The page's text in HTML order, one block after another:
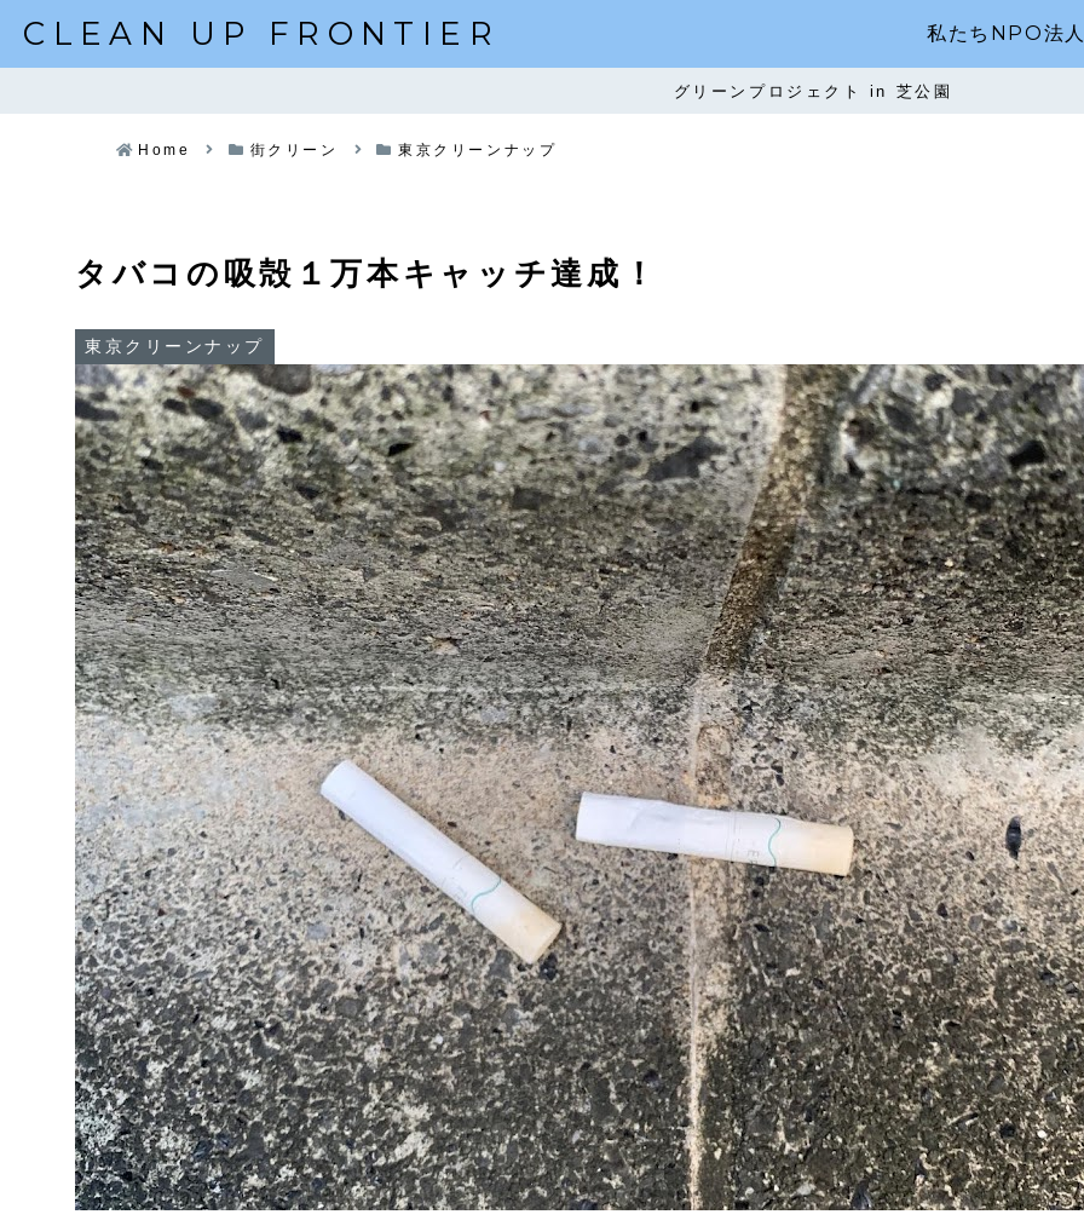
CLEAN UP FRONTIER 私たちNPO法
グリーンプロジェクト in 芝公園
Home 街クリーン 東京クリーンナップ
タバコの吸殻１万本キャッチ達成！
東京クリーンナップ